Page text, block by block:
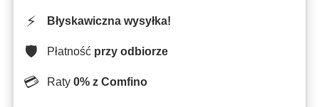
⚡ Błyskawiczna wysyłka!
🛡️ Płatność przy odbiorze
💳 Raty 0% z Comfino